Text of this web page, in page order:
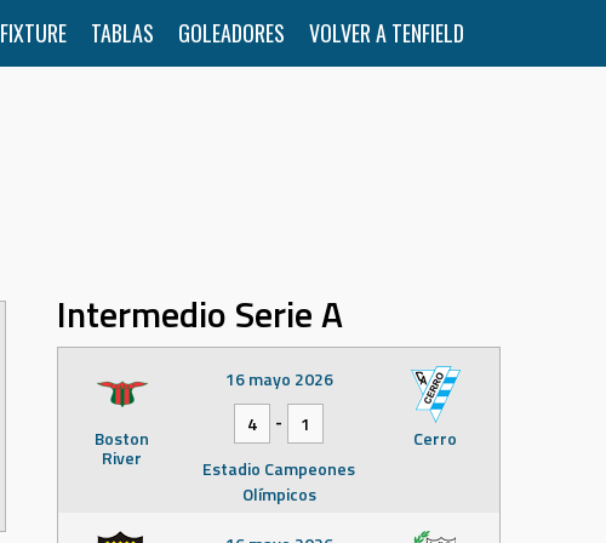
FIXTURE TABLAS GOLEADORES VOLVER A TENFIELD
Intermedio Serie A
Boston
River
Cerro
16 mayo 2026
4
-
1
Estadio Campeones
Olímpicos